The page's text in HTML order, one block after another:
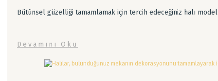
Bütünsel güzelliği tamamlamak için tercih edeceğiniz halı
Devamını Oku